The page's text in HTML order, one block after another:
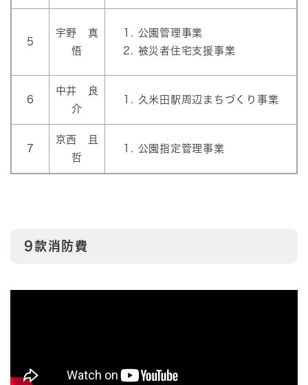
5
宇野 真
悟
公園管理事業
被災者住宅支援事業
6
中井 良
介
久米田駅周辺まちづくり事業
7
京西 且
哲
公園指定管理事業
9款消防費